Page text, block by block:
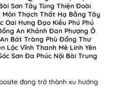
Sơn Tây Tùng Thiện Đoài
Môn Thạch Thất Hạ Bằng Tây
Oai Hưng Đạo Kiều Phú Phú
An Khánh Đan Phượng Ô
Bát Tràng Phù Đổng Thư
Lộc Vĩnh Thanh Mê Linh Yên
Sơn Đa Phúc Nội Bài Trung
đang trở thành xu hướng